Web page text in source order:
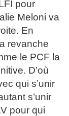
pour
Meloni va
En
revanche
le PCF la
D’où
qui s’unir
s’unir
pour qui